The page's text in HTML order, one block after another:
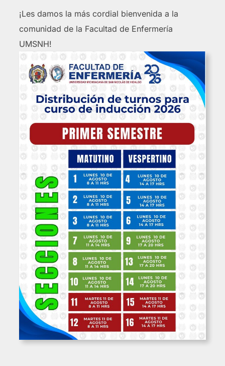
¡Les damos la más cordial bienvenida a la
comunidad de la Facultad de Enfermería
UMSNH!